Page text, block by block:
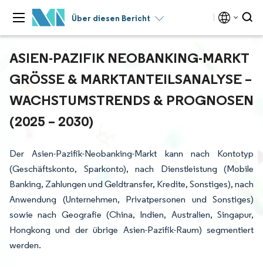
Über diesen Bericht
ASIEN-PAZIFIK NEOBANKING-MARKT
GRÖSSE & MARKTANTEILSANALYSE – W
ACHSTUMSTRENDS & PROGNOSEN (
2025 – 2030)
Der Asien-Pazifik-Neobanking-Markt kann nach Kontotyp
(Geschäftskonto, Sparkonto), nach Dienstleistung (Mobile
Banking, Zahlungen und Geldtransfer, Kredite, Sonstiges), nach
Anwendung (Unternehmen, Privatpersonen und Sonstiges)
sowie nach Geografie (China, Indien, Australien, Singapur,
Hongkong und der übrige Asien-Pazifik-Raum) segmentiert
werden.